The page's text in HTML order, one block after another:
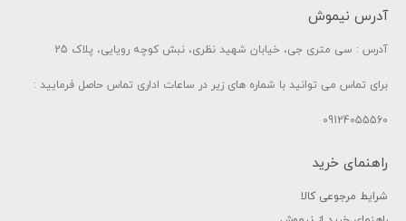
آدرس نیموش
آدرس : سی متری جی، خیابان شهید نظری، نبش کوچه رویایی، پلاک 25
برای تماس می توانید با شماره های زیر در ساعات اداری تماس حاصل فرمایید :
09124055560
راهنمای خرید
شرایط مرجوعی کالا